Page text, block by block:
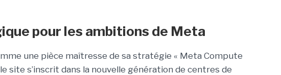
pour les ambitions de Meta
une pièce maîtresse de sa stratégie « Meta Compute
le site s’inscrit dans la nouvelle génération de centres de